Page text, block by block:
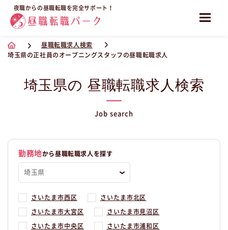
夜職からの昼職転職を完全サポート！
昼職転職求人検索
埼玉県の正社員のオープニングスタッフの昼職転職求人
埼玉県の 昼職転職求人検索
Job search
勤務地から昼職転職求人を探す
さいたま市西区 さいたま市北区
さいたま市大宮区 さいたま市見沼区
さいたま市中央区 さいたま市浦和区